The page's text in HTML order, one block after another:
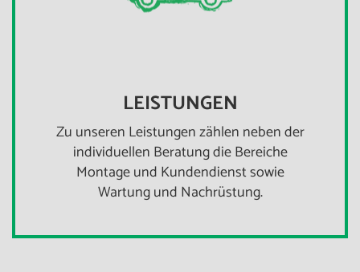
LEISTUNGEN
Zu unseren Leistungen zählen neben der
individuellen Beratung die Bereiche
Montage und Kundendienst sowie
Wartung und Nachrüstung.